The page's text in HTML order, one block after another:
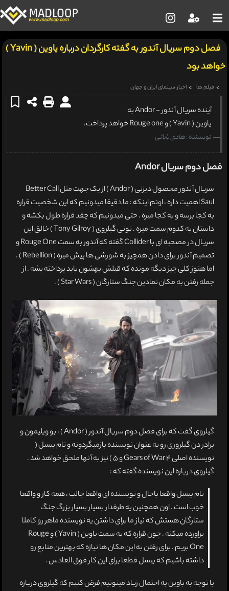
فصل دوم سریال آندور به گفته کارگردان درباره یاوین ( Yavin )
خواهد بود
فیلم ها اخبار سینمای ایران و جهان
آینده سریال آندور - Andor به
یاوین ( Yavin ) و Rouge one خواهد پرداخت.
نویسنده :هادی بابائی
فصل دوم سریال Andor
سریال آندور محصول دیزنی ( Andor ) از یک جهت مثل Better Call
Saul اهمیت داره ، اونم اینکه : ما دقیقا میدونیم که این شخصیت قراره
به کجا برسه و به کجا میره . حتی میدونیم که چقد قراره طول بکشه و
داستان به کدوم سمت میره . تونی گیلروی ( Tony Gilroy ) خالق این
سریال در مصحبه ای با Collider گفته که آندور به سمت Rouge One و
تصمیم آندور برای دادن همچیز به شورشی ها پیش میره ( Rebellion ) .
اما هنوز کلی چیز دیگه مونده که قبلش بهشون باید پرداخته بشه . از
جمله رفتن به مکان نمادین جنگ ستارگان ( Star Wars ) .
گیلروی گفت که برای فصل دوم سریال آندور ( Andor ) ، بو ویلیمون و
برادر دن گیلروری رو به عنوان نویسنده بازمیگردونه و تام بیسل (
نویسنده اصلی Gears of War 4 و 5 ) نیز به آنها ملحق خواهد شد .
گیلروی درباره این نویسنده گفته که :
تام بیسل واقعا باحال و نویسنده ای واقعا جالب ، همه کار و واقعا
خوب است . اون همچنین یه طرفدار بسیار بسیار بزرگ جنگ
ستارگان هستش که نیاز ما برای داشتن یه نویسنده ماهر رو کاملا
براورده میکنه . چون قراره که به سمت یاوین ( Yavin ) و Rouge
One بریم . برای رفتن به این مکان ها نیازه که بهترین منابع رو
داشته باشیم که بیسل قطعا برای این کار فوق العادس .
با توجه به باوین به احتمال زیاد میتونیم فرض کنیم که گیلروی درباره